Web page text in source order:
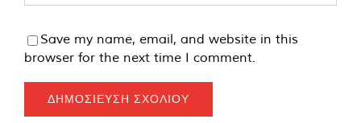
Save my name, email, and website in this
browser for the next time I comment.